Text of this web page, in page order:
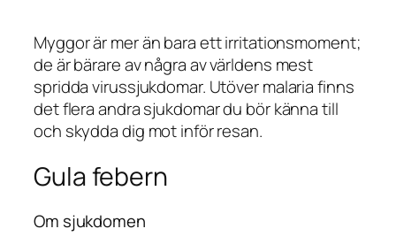
Myggor är mer än bara ett irritationsmoment;
de är bärare av några av världens mest
spridda virussjukdomar. Utöver malaria finns
det flera andra sjukdomar du bör känna till
och skydda dig mot inför resan.
Gula febern
Om sjukdomen